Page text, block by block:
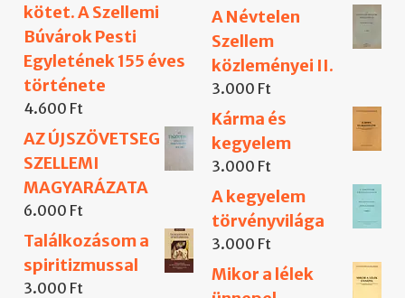
kötet. A Szellemi
Búvárok Pesti
Egyletének 155 éves
története
4.600 Ft
AZ ÚJSZÖVETSEG
SZELLEMI
MAGYARÁZATA
6.000 Ft
Találkozásom a
spiritizmussal
3.000 Ft
A Névtelen
Szellem
közleményei II.
3.000 Ft
Kárma és
kegyelem
3.000 Ft
A kegyelem
törvényvilága
3.000 Ft
Mikor a lélek